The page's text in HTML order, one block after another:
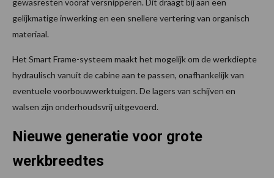
gewasresten vooraf versnipperen. Dit draagt bij aan een
gelijkmatige inwerking en een snellere vertering van organisch
materiaal.
Het Smart Frame-systeem maakt het mogelijk om de werkdiepte
hydraulisch vanuit de cabine aan te passen, onafhankelijk van
eventuele voorbouwwerktuigen. De lagers van schijven en
walsen zijn onderhoudsvrij uitgevoerd.
Nieuwe generatie voor grote
werkbreedtes